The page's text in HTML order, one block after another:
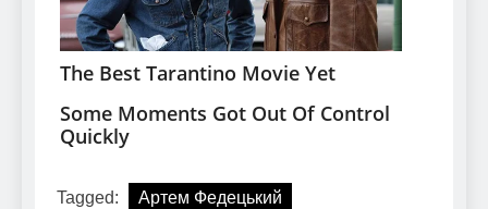
Tagged: Артем Федецький